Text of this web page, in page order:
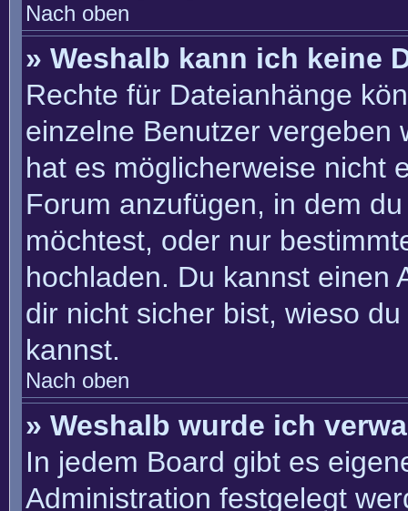
Nach oben
» Weshalb kann ich keine
Rechte für Dateianhänge
einzelne Benutzer vergeben
hat es möglicherweise nicht
Forum anzufügen, in dem
möchtest, oder nur
hochladen. Du kannst einen
dir nicht sicher bist, wieso
kannst.
Nach oben
» Weshalb wurde ich
In jedem Board gibt es
Administration festgelegt